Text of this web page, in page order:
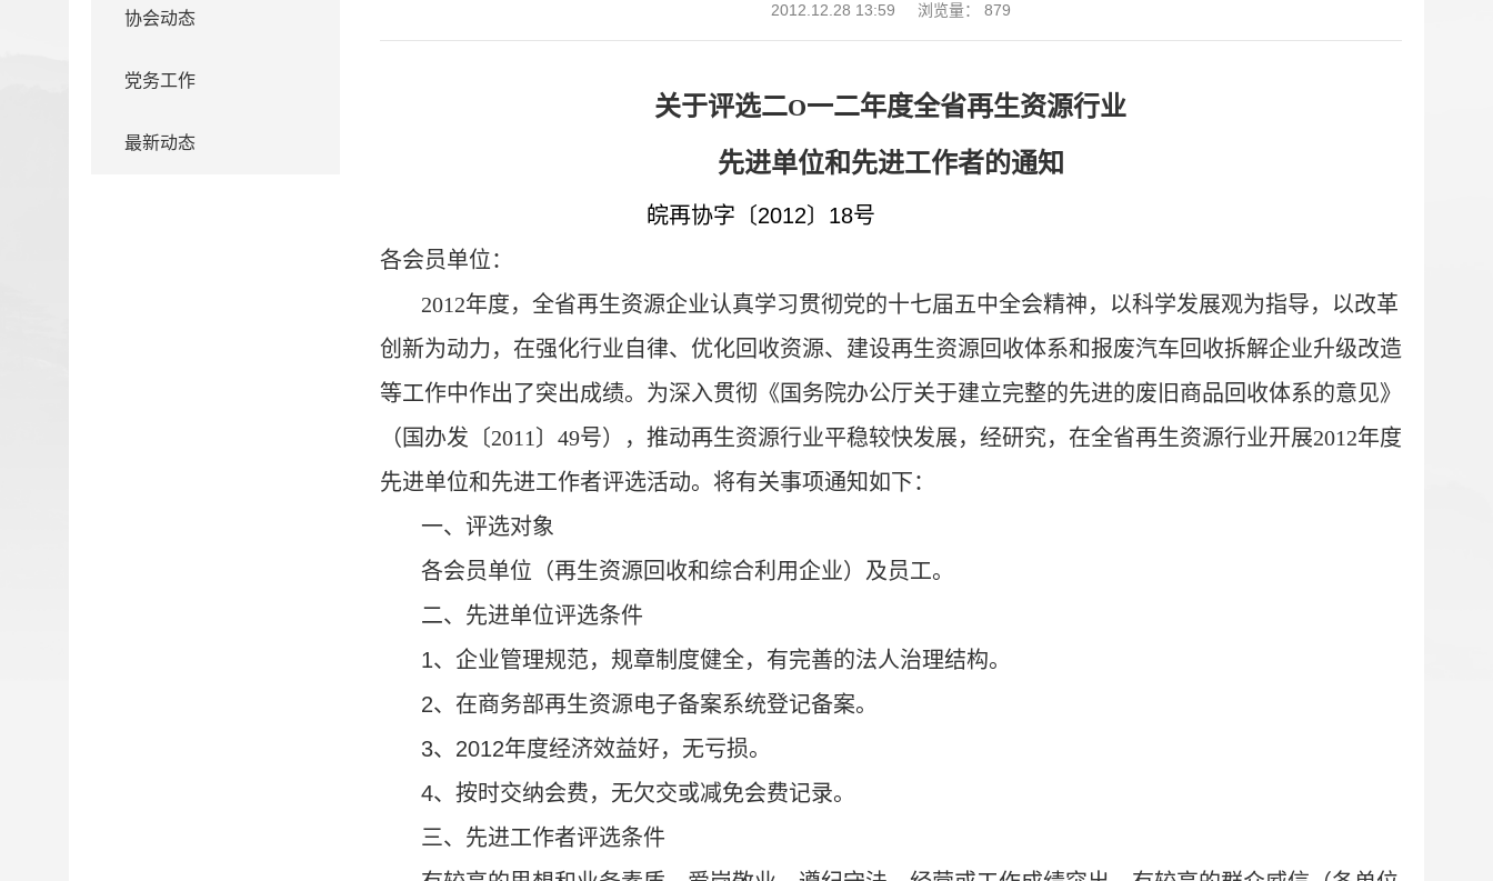
协会动态
党务工作
最新动态
2012.12.28 13:59 浏览量： 879
关于评选二O一二年度全省再生资源行业
先进单位和先进工作者的通知
皖再协字〔2012〕 18号
各会员单位：
2012年度，全省再生资源企业认真学习贯彻党的十七届五中全会精神，以科学发展观为指导，以改革
创新为动力，在强化行业自律、优化回收资源、建设再生资源回收体系和报废汽车回收拆解企业升级改造
等工作中作出了突出成绩。为深入贯彻《 国务院办公厅关于建立完整的先进的废旧商品回收体系的意见》
（ 国办发〔2011 〕 49号），推动再生资源行业平稳较快发展，经研究，在全省再生资源行业开展2012年度
先进单位和先进工作者评选活动。将有关事项通知如下：
一、评选对象
各会员单位（再生资源回收和综合利用企业）及员工。
二、先进单位评选条件
1、企业管理规范，规章制度健全，有完善的法人治理结构。
2、在商务部再生资源电子备案系统登记备案。
3、 2012年度经济效益好，无亏损。
4、按时交纳会费，无欠交或减免会费记录。
三、先进工作者评选条件